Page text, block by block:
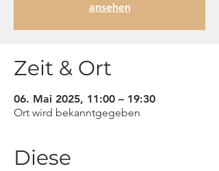
ansehen
Zeit & Ort
06. Mai 2025, 11:00 – 19:30
Ort wird bekanntgegeben
Diese